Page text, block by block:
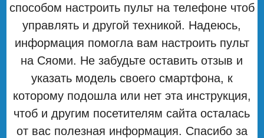
способом настроить пульт на телефоне чтоб
управлять и другой техникой. Надеюсь,
информация помогла вам настроить пульт
на Сяоми. Не забудьте оставить отзыв и
указать модель своего смартфона, к
которому подошла или нет эта инструкция,
чтоб и другим посетителям сайта осталась
от вас полезная информация. Спасибо за